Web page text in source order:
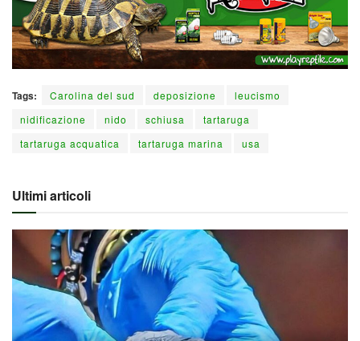
Tags: Carolina del sud deposizione
leucismo
nidificazione
nido schiusa
tartaruga
tartaruga acquatica
tartaruga marina usa
Ultimi articoli